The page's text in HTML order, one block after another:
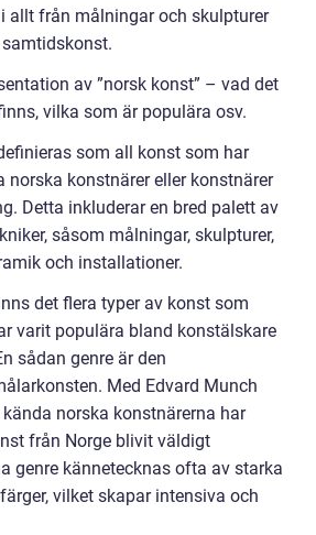
allt från målningar och skulpturer
av ”norsk konst” – vad det
vilka som är populära osv.
som all konst som har
norska konstnärer eller konstnärer
Detta inkluderar en bred palett av
såsom målningar, skulpturer,
och installationer.
det flera typer av konst som
varit populära bland konstälskare
sådan genre är den
Med Edvard Munch
norska konstnärerna har
från Norge blivit väldigt
genre kännetecknas ofta av starka
vilket skapar intensiva och